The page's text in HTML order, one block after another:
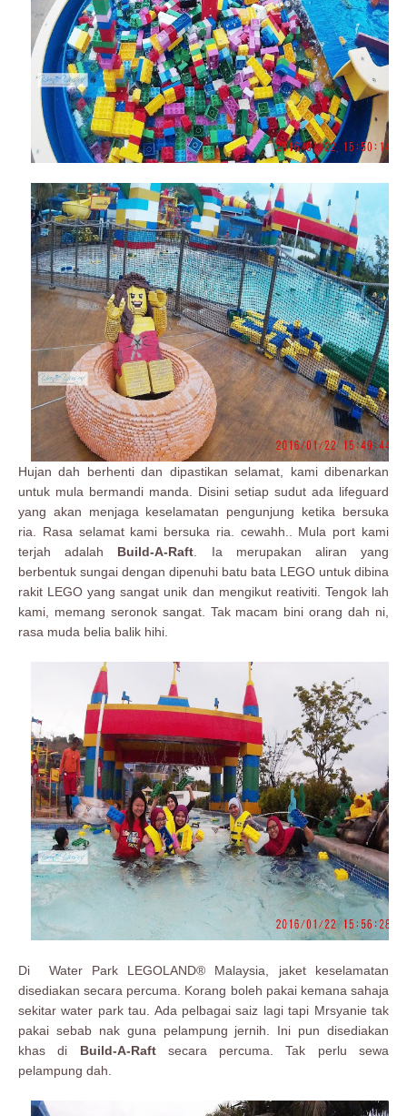
Hujan dah berhenti dan dipastikan selamat, kami dibenarkan
untuk mula bermandi manda. Disini setiap sudut ada lifeguard
yang akan menjaga keselamatan pengunjung ketika bersuka
ria. Rasa selamat kami bersuka ria. cewahh.. Mula port kami
terjah adalah Build-A-Raft . Ia merupakan aliran yang
berbentuk sungai dengan dipenuhi batu bata LEGO untuk dibina
rakit LEGO yang sangat unik dan mengikut reativiti. Tengok lah
kami, memang seronok sangat. Tak macam bini orang dah ni,
rasa muda belia balik hihi.
Di Water Park LEGOLAND® Malaysia, jaket keselamatan
disediakan secara percuma. Korang boleh pakai kemana sahaja
sekitar water park tau. Ada pelbagai saiz lagi tapi Mrsyanie tak
pakai sebab nak guna pelampung jernih. Ini pun disediakan
khas di Build-A-Raftsecara percuma. Tak perlu sewa
pelampung dah.